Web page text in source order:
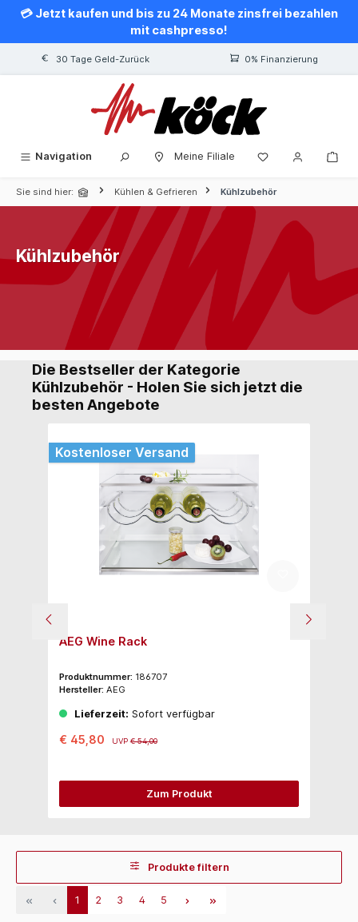
springen
💳 Jetzt kaufen und bis zu 24 Monate zinsfrei bezahlen
mit cashpresso!
30 Tage Geld-Zurück 0% Finanzierung
Navigation Meine Filiale
Sie sind hier: Kühlen & Gefrieren Kühlzubehör
Kühlzubehör
Die Bestseller der Kategorie
Kühlzubehör - Holen Sie sich jetzt die
besten Angebote
Kostenloser Versand
AEG Wine Rack
Produktnummer: 186707
Hersteller: AEG
Lieferzeit: Sofort verfügbar
€ 45,80 UVP€ 54,00
Zum Produkt
Produkte filtern
1 2 3 4 5